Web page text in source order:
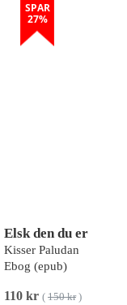
SPAR
27%
Elsk den du er
Kisser Paludan
Ebog (epub)
110 kr ( 150 kr)